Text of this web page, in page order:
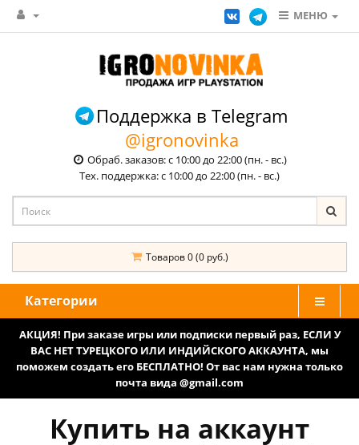
МЕНЮ
Поддержка в Telegram
@igronovinka
Обраб. заказов: с 10:00 до 22:00 (пн. - вс.)
Тех. поддержка: с 10:00 до 22:00 (пн. - вс.)
Товаров 0 (0 руб.)
Категории
АКЦИЯ! При заказе игры или подписки первый раз, ЕСЛИ У
ВАС НЕТ ТУРЕЦКОГО ИЛИ ИНДИЙСКОГО АККАУНТА, мы
поможем создать его БЕСПЛАТНО! От вас нам нужна только
почта вида @gmail.com
Купить на аккаунт